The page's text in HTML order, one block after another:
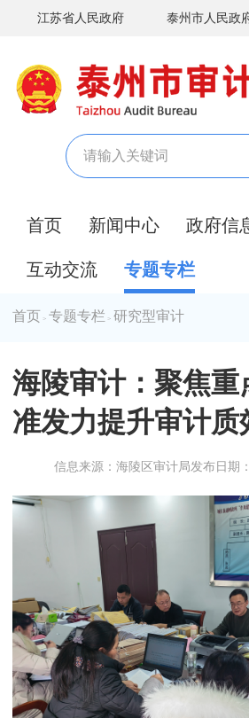
江苏省人民政府 泰州市人民政
首页 新闻中心 政府信
互动交流 专题专栏
首页 > 专题专栏 >研究型审计
海陵审计：聚焦重
准发力提升审计质
信息来源：海陵区审计局发布日期